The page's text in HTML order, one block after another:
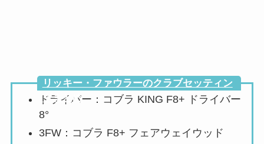
リッキー・ファウラーのクラブセッティン
グまとめ
ドライバー：コブラ KING F8+ ドライバー
8°
3FW： コブラ F8+ フェアウェイウッド